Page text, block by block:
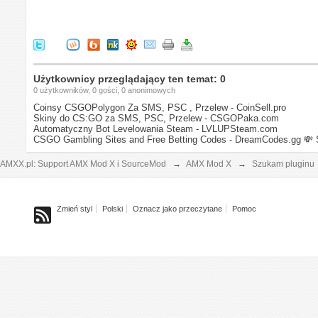
Użytkownicy przeglądający ten temat: 0
0 użytkowników, 0 gości, 0 anonimowych
Coinsy CSGOPolygon Za SMS, PSC , Przelew - CoinSell.pro
Skiny do CS:GO za SMS, PSC, Przelew - CSGOPaka.com
Automatyczny Bot Levelowania Steam - LVLUPSteam.com
CSGO Gambling Sites and Free Betting Codes - DreamCodes.gg 💸
AMXX.pl: Support AMX Mod X i SourceMod → AMX Mod X → Szukam pluginu
Zmień styl Polski Oznacz jako przeczytane Pomoc